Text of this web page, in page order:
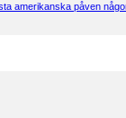
amerikanska påven